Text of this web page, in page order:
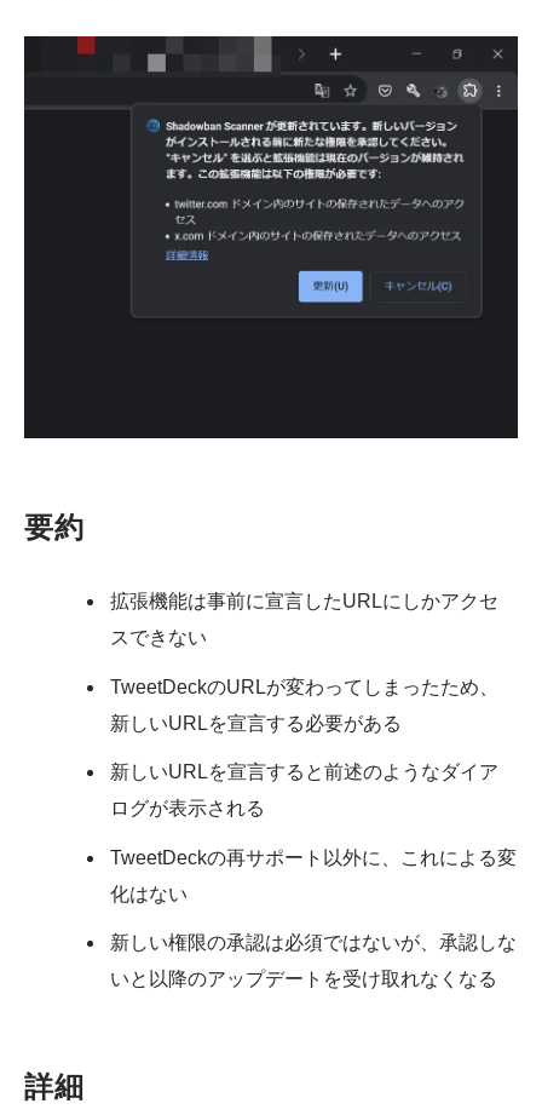
要約
拡張機能は事前に宣言したURLにしかアクセ
スできない
TweetDeckのURLが変わってしまったため、
新しいURLを宣言する必要がある
新しいURLを宣言すると前述のようなダイア
ログが表示される
TweetDeckの再サポート以外に、これによる変
化はない
新しい権限の承認は必須ではないが、承認しな
いと以降のアップデートを受け取れなくなる
詳細